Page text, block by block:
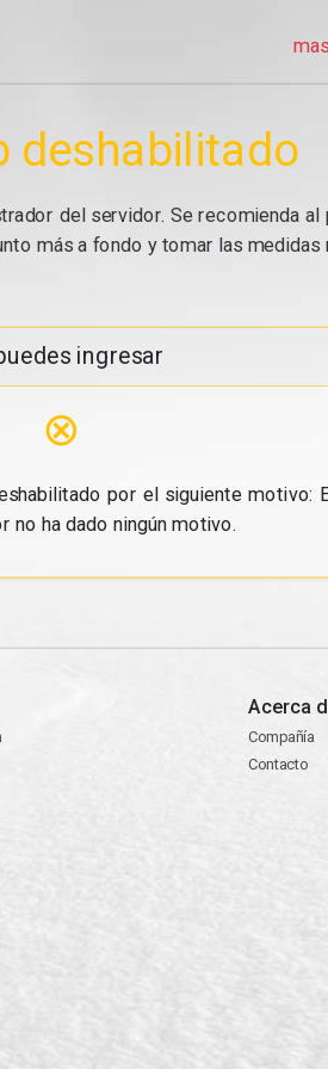
deshabilitado
del servidor. Se recomienda
más a fondo y tomar las medidas
ingresar
⊗
por el siguiente motivo:
no ha dado ningún motivo.
Acerca
Compañía
Contacto